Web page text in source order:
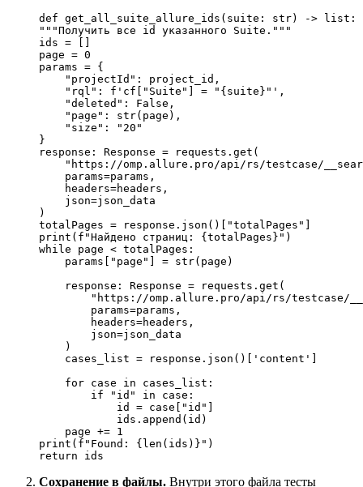
def get_all_suite_allure_ids ( suite: str) -> list
"""Получить все id указанного Suite."""
ids = []
page = 0
params = {
"projectId" : project_id,
"rql" : f'cf["Suite"] = " {suite} "' ,
"deleted" : False ,
"page" : str(page),
"size" :
"20"
}
response: Response = requests.get(
"https://omp.allure.pro/api/rs/testcase/
    params=params,
    headers=headers,
    json=json_data
)
totalPages = response.json()[
"totalPages"
print ( f"Найдено страниц: {totalPages} "
while page < totalPages:
    params[
"page" ] = str(page)
    response: Response = requests.get(
"https://omp.allure.pro/api/rs/testcase/
        params=params,
        headers=headers,
        json=json_data
    )
    cases_list = response.json()[
'content'
for case in cases_list:
if
"id" in case :
id
= case "id"
            ids.append(
id )
    page +=
1
print ( f"Found: { len (ids)} "
return
Сохранение в файлы. Внутри этого файла тесты